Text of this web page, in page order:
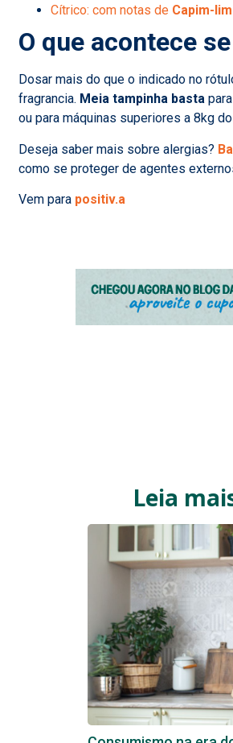
Cítrico: com notas de Capim-
O que acontece
Dosar mais do que o indicado no
fragrancia. Meia tampinha bastapara
ou para máquinas superiores a 8kg
Deseja saber mais sobre alergias?
como se proteger de agentes
Vem para positiv.a
Leia